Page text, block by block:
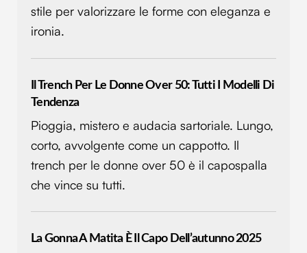
stile per valorizzare le forme con eleganza e
ironia.
Il Trench Per Le Donne Over 50: Tutti I Modelli Di
Tendenza
Pioggia, mistero e audacia sartoriale. Lungo,
corto, avvolgente come un cappotto. Il
trench per le donne over 50 è il capospalla
che vince su tutti.
La Gonna A Matita È Il Capo Dell’autunno 2025